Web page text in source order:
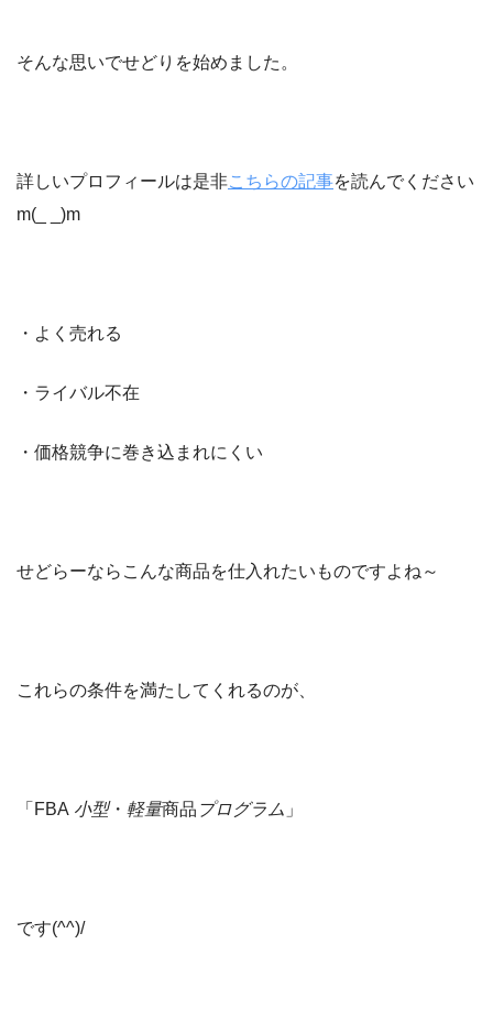
そんな思いでせどりを始めました。
詳しいプロフィールは是非こちらの記事を読んでください
m(_ _)m
・よく売れる
・ライバル不在
・価格競争に巻き込まれにくい
せどらーならこんな商品を仕入れたいものですよね～
これらの条件を満たしてくれるのが、
「FBA 小型・ 軽量商品 プログラム 」
です(^^)/